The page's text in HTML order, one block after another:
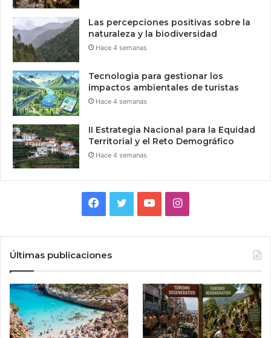
Las percepciones positivas sobre la
naturaleza y la biodiversidad
Hace 4 semanas
Tecnologia para gestionar los
impactos ambientales de turistas
Hace 4 semanas
II Estrategia Nacional para la Equidad
Territorial y el Reto Demográfico
Hace 4 semanas
Facebook
TwitterYouTubeInstagram
Últimas publicaciones